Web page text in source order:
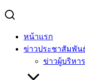
หน้าแรก
ข่าวประชาสัมพัน
ข่าวผู้บริหาร